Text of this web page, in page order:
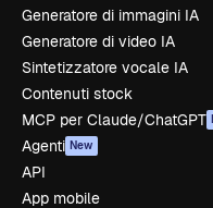
Generatore di immagini IA
Generatore di video IA
Sintetizzatore vocale IA
Contenuti stock
MCP per Claude/ChatGPT
Agenti New
API
App mobile